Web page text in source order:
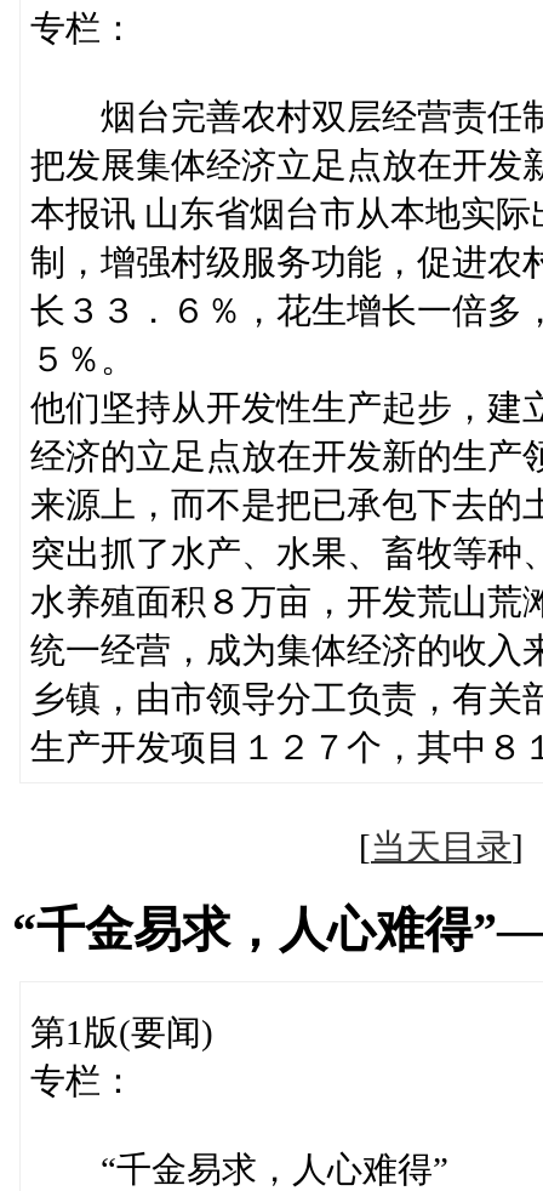
专栏：
烟台完善农村双层经营责任
把发展集体经济立足点放在开发
本报讯 山东省烟台市从本地实
制，增强村级服务功能，促进农
长３３．６％，花生增长一倍多
５％。
他们坚持从开发性生产起步，建
经济的立足点放在开发新的生产
来源上，而不是把已承包下去的
突出抓了水产、水果、畜牧等种
水养殖面积８万亩，开发荒山荒
统一经营，成为集体经济的收入
乡镇，由市领导分工负责，有
生产开发项目１２７个，其中
[当天目录
“千金易求，人心难得
第1版(要闻)
专栏：
“千金易求，人心难得”